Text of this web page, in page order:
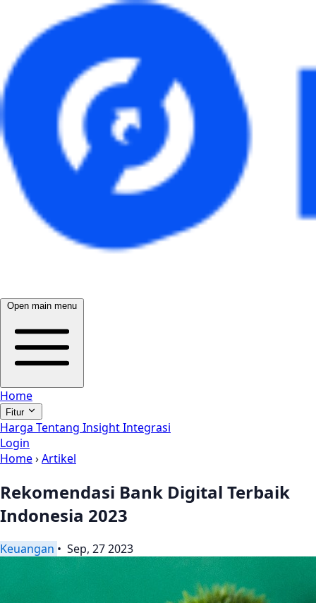
Open main menu
Home
Fitur
Harga Tentang InsightIntegrasi
Login
Home›Artikel
Rekomendasi Bank Digital Terbaik
Indonesia 2023
Keuangan • Sep, 27 2023